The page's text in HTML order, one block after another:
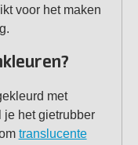
voor het maken
met
je het gietrubber
translucente